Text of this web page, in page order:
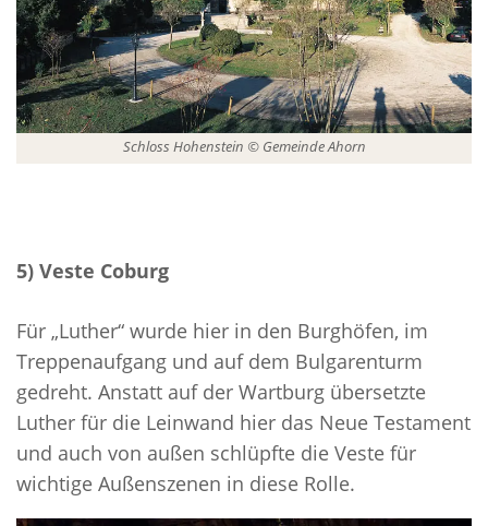
Schloss Hohenstein © Gemeinde Ahorn
5) Veste Coburg
Für „Luther“ wurde hier in den Burghöfen, im
Treppenaufgang und auf dem Bulgarenturm
gedreht. Anstatt auf der Wartburg übersetzte
Luther für die Leinwand hier das Neue Testament
und auch von außen schlüpfte die Veste für
wichtige Außenszenen in diese Rolle.